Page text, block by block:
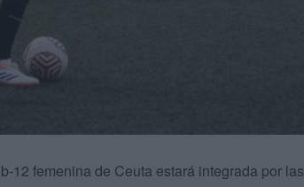
12 femenina de Ceuta estará integrada por las